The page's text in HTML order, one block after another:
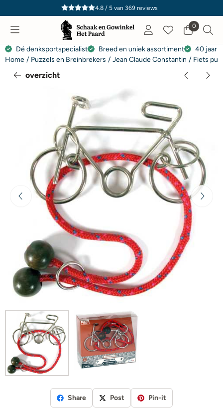
Cookievoorkeuren zijn momenteel gesloten.
4.8 / 5van 369reviews
0
Dé denksportspecialist Breed en uniek assortiment
40 jaar
Home / Puzzels en Breinbrekers / Jean Claude Constantin / Fiets
overzicht
Share Post Pin-it